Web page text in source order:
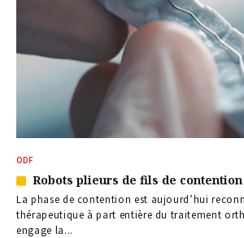
ODF
Article
réservé
à
nos
Robots plieurs de fils de contention
La phase de contention est aujourd’hui
thérapeutique à part entière du traitement
engage la...